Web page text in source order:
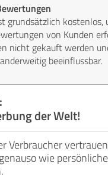
grundsätzlich kostenlos,
von Kunden
nicht gekauft werden
beeinflussbar.
der Welt!
Verbraucher
wie